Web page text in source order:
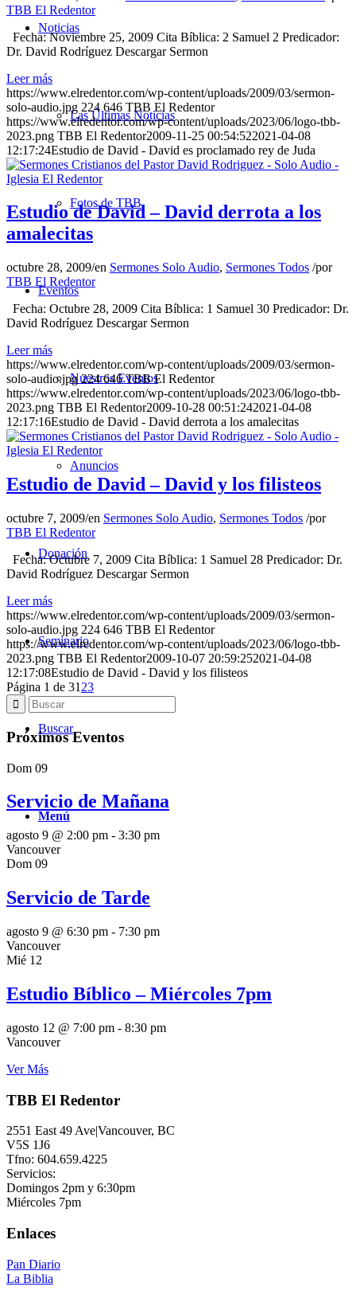
Noticias
Las Últimas Noticias
Fotos de TBB
Eventos
Nuestros Eventos
Anuncios
Donación
Seminario
Buscar
Menú
TBB El Redentor
Fecha: Noviembre 25, 2009 Cita Bíblica: 2 Samuel 2 Predicador:
Dr. David Rodríguez Descargar Sermon
Leer más
https://www.elredentor.com/wp-content/uploads/2009/03/sermon-
solo-audio.jpg 224 646 TBB El Redentor
https://www.elredentor.com/wp-content/uploads/2023/06/logo-tbb-
2023.png TBB El Redentor2009-11-25 00:54:522021-04-08
12:17:24Estudio de David - David es proclamado rey de Juda
Estudio de David – David derrota a los
amalecitas
octubre 28, 2009/en Sermones Solo Audio, Sermones Todos /por
TBB El Redentor
Fecha: Octubre 28, 2009 Cita Bíblica: 1 Samuel 30 Predicador: Dr.
David Rodríguez Descargar Sermon
Leer más
https://www.elredentor.com/wp-content/uploads/2009/03/sermon-
solo-audio.jpg 224 646 TBB El Redentor
https://www.elredentor.com/wp-content/uploads/2023/06/logo-tbb-
2023.png TBB El Redentor2009-10-28 00:51:242021-04-08
12:17:16Estudio de David - David derrota a los amalecitas
Estudio de David – David y los filisteos
octubre 7, 2009/en Sermones Solo Audio, Sermones Todos /por
TBB El Redentor
Fecha: Octubre 7, 2009 Cita Bíblica: 1 Samuel 28 Predicador: Dr.
David Rodríguez Descargar Sermon
Leer más
https://www.elredentor.com/wp-content/uploads/2009/03/sermon-
solo-audio.jpg 224 646 TBB El Redentor
https://www.elredentor.com/wp-content/uploads/2023/06/logo-tbb-
2023.png TBB El Redentor2009-10-07 20:59:252021-04-08
12:17:08Estudio de David - David y los filisteos
Página 1 de 31 23
Próximos Eventos
Dom 09
Servicio de Mañana
agosto 9 @ 2:00 pm - 3:30 pm
Vancouver
Dom 09
Servicio de Tarde
agosto 9 @ 6:30 pm - 7:30 pm
Vancouver
Mié 12
Estudio Bíblico – Miércoles 7pm
agosto 12 @ 7:00 pm - 8:30 pm
Vancouver
Ver Más
TBB El Redentor
2551 East 49 Ave|Vancouver, BC
V5S 1J6
Tfno: 604.659.4225
Servicios:
Domingos 2pm y 6:30pm
Miércoles 7pm
Enlaces
Pan Diario
La Biblia